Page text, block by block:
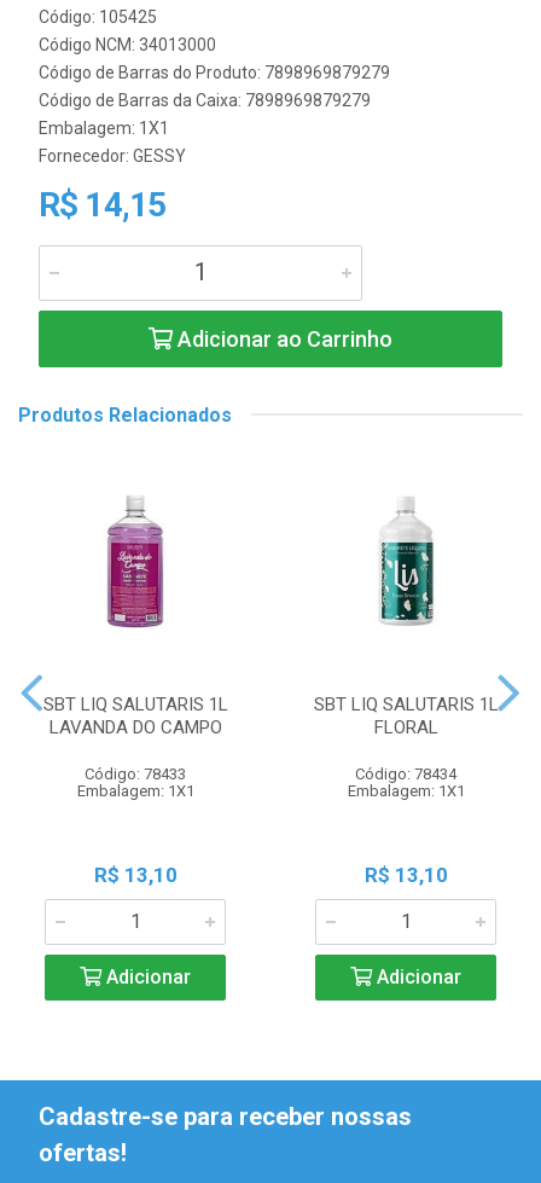
Código: 105425
Código NCM: 34013000
Código de Barras do Produto: 7898969879279
Código de Barras da Caixa: 7898969879279
Embalagem: 1X1
Fornecedor: GESSY
R$ 14,15
Adicionar ao Carrinho
Produtos Relacionados
SBT LIQ SALUTARIS 1L
LAVANDA DO CAMPO
Código: 78433
Embalagem: 1X1
R$ 13,10
Adicionar
SBT LIQ SALUTARIS 1L
FLORAL
Código: 78434
Embalagem: 1X1
R$ 13,10
Adicionar
Cadastre-se para receber nossas
ofertas!